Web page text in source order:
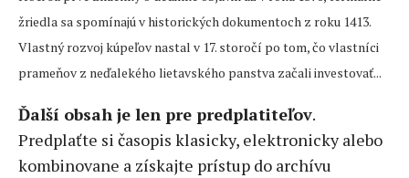
žriedla sa spomínajú v historických dokumentoch z roku 1413.
Vlastný rozvoj kúpeľov nastal v 17. storočí po tom, čo vlastníci
prameňov z neďalekého lietavského panstva začali investovať...
Ďalší obsah je len pre predplatiteľov.
Predplaťte si časopis klasicky, elektronicky alebo
kombinovane a získajte prístup do archívu